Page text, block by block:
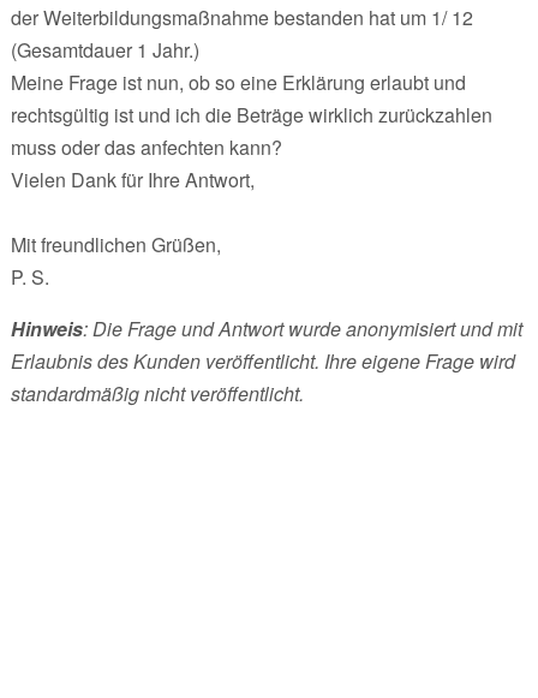
der Weiterbildungsmaßnahme bestanden hat um 1/ 12
(Gesamtdauer 1 Jahr.)
Meine Frage ist nun, ob so eine Erklärung erlaubt und
rechtsgültig ist und ich die Beträge wirklich zurückzahlen
muss oder das anfechten kann?
Vielen Dank für Ihre Antwort,
Mit freundlichen Grüßen,
P. S.
Hinweis: Die Frage und Antwort wurde anonymisiert und mit
Erlaubnis des Kunden veröffentlicht. Ihre eigene Frage wird
standardmäßig nicht veröffentlicht.